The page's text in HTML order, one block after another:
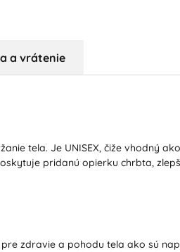
a vrátenie
tela. Je UNISEX, čiže vhodný
pridanú opierku chrbta,
zdravie a pohodu tela ako sú